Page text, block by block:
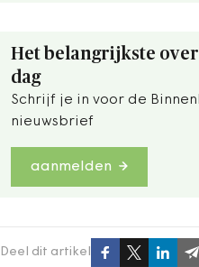
Het belangrijkste
dag
Schrijf je in voor de
nieuwsbrief
aanmelden
Deel dit artikel